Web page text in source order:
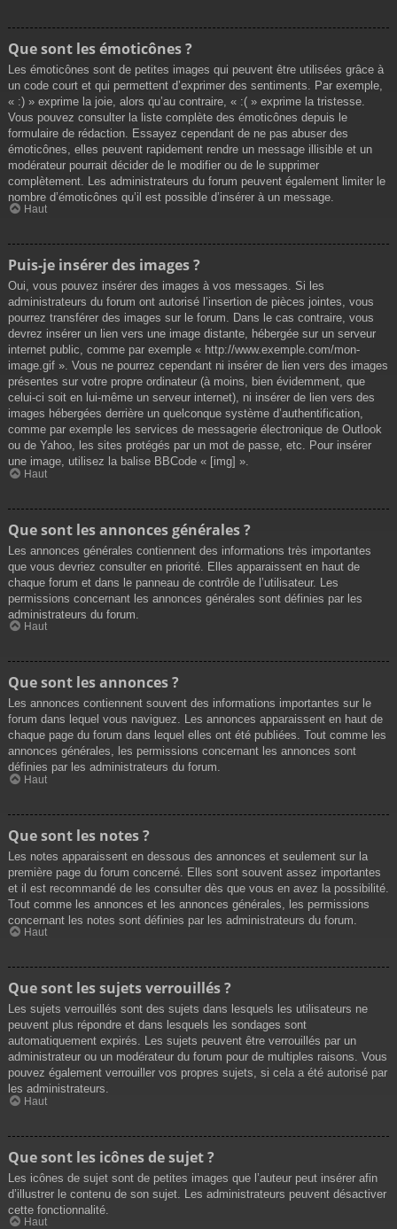
Que sont les émoticônes ?
Les émoticônes sont de petites images qui peuvent être utilisées grâce à
un code court et qui permettent d’exprimer des sentiments. Par exemple,
« :) » exprime la joie, alors qu’au contraire, « :( » exprime la tristesse.
Vous pouvez consulter la liste complète des émoticônes depuis le
formulaire de rédaction. Essayez cependant de ne pas abuser des
émoticônes, elles peuvent rapidement rendre un message illisible et un
modérateur pourrait décider de le modifier ou de le supprimer
complètement. Les administrateurs du forum peuvent également limiter le
nombre d’émoticônes qu’il est possible d’insérer à un message.
Haut
Puis-je insérer des images ?
Oui, vous pouvez insérer des images à vos messages. Si les
administrateurs du forum ont autorisé l’insertion de pièces jointes, vous
pourrez transférer des images sur le forum. Dans le cas contraire, vous
devrez insérer un lien vers une image distante, hébergée sur un serveur
internet public, comme par exemple « http://www.exemple.com/mon-
image.gif ». Vous ne pourrez cependant ni insérer de lien vers des images
présentes sur votre propre ordinateur (à moins, bien évidemment, que
celui-ci soit en lui-même un serveur internet), ni insérer de lien vers des
images hébergées derrière un quelconque système d’authentification,
comme par exemple les services de messagerie électronique de Outlook
ou de Yahoo, les sites protégés par un mot de passe, etc. Pour insérer
une image, utilisez la balise BBCode « [img] ».
Haut
Que sont les annonces générales ?
Les annonces générales contiennent des informations très importantes
que vous devriez consulter en priorité. Elles apparaissent en haut de
chaque forum et dans le panneau de contrôle de l’utilisateur. Les
permissions concernant les annonces générales sont définies par les
administrateurs du forum.
Haut
Que sont les annonces ?
Les annonces contiennent souvent des informations importantes sur le
forum dans lequel vous naviguez. Les annonces apparaissent en haut de
chaque page du forum dans lequel elles ont été publiées. Tout comme les
annonces générales, les permissions concernant les annonces sont
définies par les administrateurs du forum.
Haut
Que sont les notes ?
Les notes apparaissent en dessous des annonces et seulement sur la
première page du forum concerné. Elles sont souvent assez importantes
et il est recommandé de les consulter dès que vous en avez la possibilité.
Tout comme les annonces et les annonces générales, les permissions
concernant les notes sont définies par les administrateurs du forum.
Haut
Que sont les sujets verrouillés ?
Les sujets verrouillés sont des sujets dans lesquels les utilisateurs ne
peuvent plus répondre et dans lesquels les sondages sont
automatiquement expirés. Les sujets peuvent être verrouillés par un
administrateur ou un modérateur du forum pour de multiples raisons. Vous
pouvez également verrouiller vos propres sujets, si cela a été autorisé par
les administrateurs.
Haut
Que sont les icônes de sujet ?
Les icônes de sujet sont de petites images que l’auteur peut insérer afin
d’illustrer le contenu de son sujet. Les administrateurs peuvent désactiver
cette fonctionnalité.
Haut